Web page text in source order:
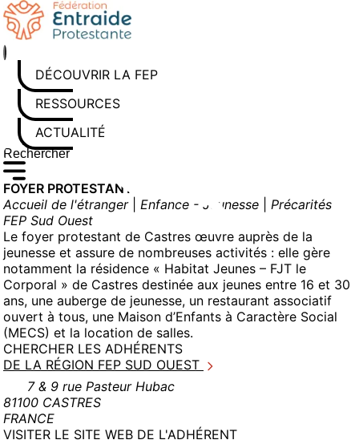
Aller
au
contenu
DÉCOUVRIR LA FEP
RESSOURCES
ACTUALITÉS
Rechercher sur le site
Saisissez au moins 3 caractères pour lancer la recherche
FOYER PROTESTANT
Accueil de l'étranger| Enfance - Jeunesse
Précarités
FEP Sud Ouest
Le foyer protestant de Castres œuvre auprès de la
jeunesse et assure de nombreuses activités : elle gère
notamment la résidence « Habitat Jeunes – FJT le
Corporal » de Castres destinée aux jeunes entre 16 et 30
ans, une auberge de jeunesse, un restaurant associatif
ouvert à tous, une Maison d’Enfants à Caractère Social
(MECS) et la location de salles.
CHERCHER LES ADHÉRENTS
DE LA RÉGION FEP SUD OUEST
7 & 9 rue Pasteur Hubac
81100 CASTRES
FRANCE
VISITER LE SITE WEB DE L'ADHÉRENT(NOUVELLE